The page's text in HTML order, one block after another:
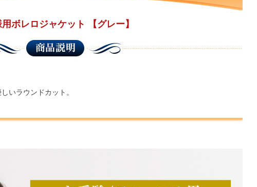
ボレロジャケット 【グレー】
いラウンドカット。